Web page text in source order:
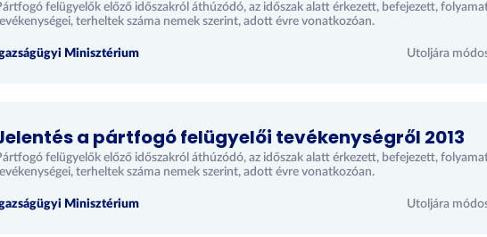
felügyelők előző időszakról áthúzódó, az időszak alatt érkezett, befejezett,
terheltek száma nemek szerint, adott évre vonatkozóan.
Minisztérium Utoljára
a pártfogó felügyelői tevékenységről 2013
felügyelők előző időszakról áthúzódó, az időszak alatt érkezett, befejezett,
terheltek száma nemek szerint, adott évre vonatkozóan.
Minisztérium Utoljára